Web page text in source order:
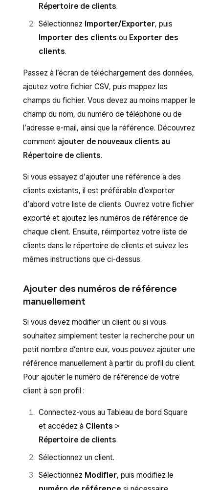
Répertoire de clients.
Sélectionnez Importer/Exporter, puis
Importer des clients ou Exporter des
clients.
Passez à l’écran de téléchargement des données,
ajoutez votre fichier CSV, puis mappez les
champs du fichier. Vous devez au moins mapper le
champ du nom, du numéro de téléphone ou de
l’adresse e-mail, ainsi que la référence. Découvrez
comment ajouter de nouveaux clients au
Répertoire de clients.
Si vous essayez d’ajouter une référence à des
clients existants, il est préférable d’exporter
d’abord votre liste de clients. Ouvrez votre fichier
exporté et ajoutez les numéros de référence de
chaque client. Ensuite, réimportez votre liste de
clients dans le répertoire de clients et suivez les
mêmes instructions que ci-dessus.
Ajouter des numéros de référence
manuellement
Si vous devez modifier un client ou si vous
souhaitez simplement tester la recherche pour un
petit nombre d’entre eux, vous pouvez ajouter une
référence manuellement à partir du profil du client.
Pour ajouter le numéro de référence de votre
client à son profil :
Connectez-vous au Tableau de bord Square
et accédez à Clients >
Répertoire de clients.
Sélectionnez un client.
Sélectionnez Modifier, puis modifiez le